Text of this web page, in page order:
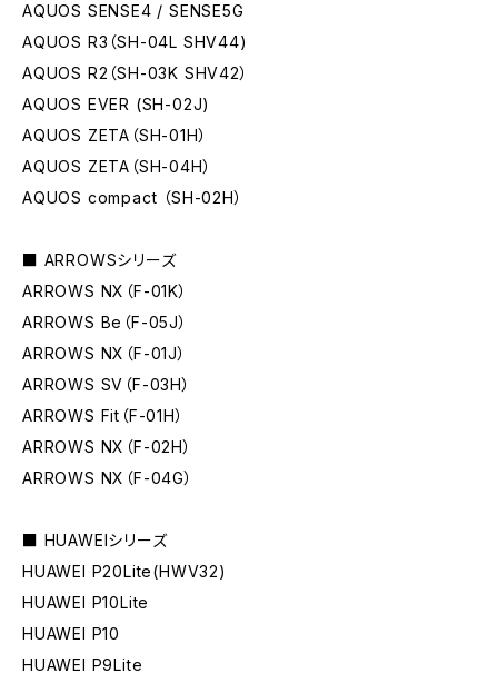
AQUOS SENSE4 / SENSE5G
AQUOS R3（SH-04L SHV44)
AQUOS R2（SH-03K SHV42）
AQUOS EVER (SH-02J)
AQUOS ZETA（SH-01H）
AQUOS ZETA（SH-04H）
AQUOS compact （SH-02H）
■ ARROWSシリーズ
ARROWS NX（F-01K）
ARROWS Be（F-05J）
ARROWS NX（F-01J）
ARROWS SV（F-03H）
ARROWS Fit（F-01H）
ARROWS NX（F-02H）
ARROWS NX（F-04G）
■ HUAWEIシリーズ
HUAWEI P20Lite(HWV32)
HUAWEI P10Lite
HUAWEI P10
HUAWEI P9Lite